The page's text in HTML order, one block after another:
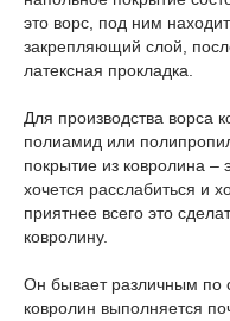
это ворс, под ним
закрепляющий слой,
латексная прокладка.
Для производства ворса
полиамид или
покрытие из ковролина
хочется расслабиться и
приятнее всего это
ковролину.
Он бывает различным по
ковролин выполняется